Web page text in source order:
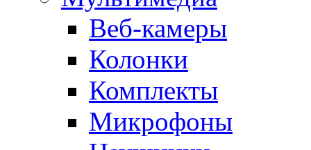
Веб-камеры
Колонки
Комплекты
Микрофоны